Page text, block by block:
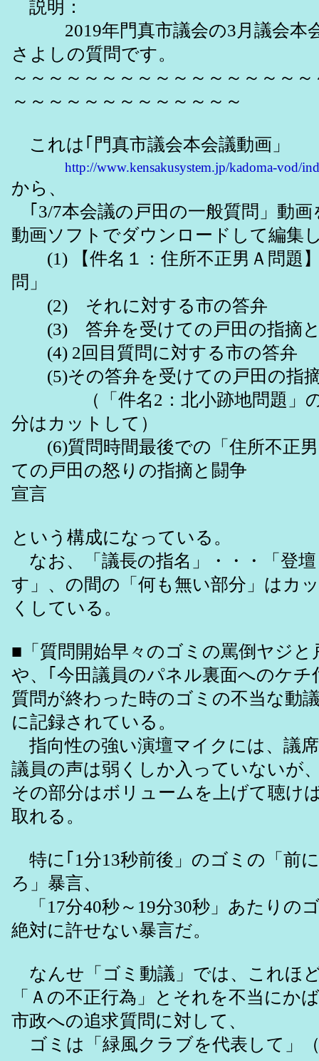
説明：
2019年門真市議会の3月議会本
さよしの質問です。
～～～～～～～～～～～～～～～～
～～～～～～～～～～～～～
これは｢門真市議会本会議動画」
http://www.kensakusystem.jp/kadoma-vod/
から、
｢3/7本会議の戸田の一般質問」動
動画ソフトでダウンロードして編集
(1) 【件名１：住所不正男Ａ問題
問」
(2) それに対する市の答弁
(3) 答弁を受けての戸田の指摘と
(4) 2回目質問に対する市の答弁
(5)その答弁を受けての戸田の指
（「件名2：北小跡地問題」の
分はカットして）
(6)質問時間最後での「住所不正男
ての戸田の怒りの指摘と闘争
宣言
という構成になっている。
なお、「議長の指名」・・・「登
す」、の間の「何も無い部分」はカ
くしている。
■「質問開始早々のゴミの罵倒ヤジと
や、｢今田議員のパネル裏面へのケチ
質問が終わった時のゴミの不当な動
に記録されている。
指向性の強い演壇マイクには、議
議員の声は弱くしか入っていないが
その部分はボリュームを上げて聴け
取れる。
特に｢1分13秒前後」のゴミの「前
ろ」暴言、
「17分40秒～19分30秒」あたりの
絶対に許せない暴言だ。
なんせ「ゴミ動議」では、これほ
「Ａの不正行為」とそれを不当にか
市政への追求質問に対して、
ゴミは「緑風クラブを代表して」